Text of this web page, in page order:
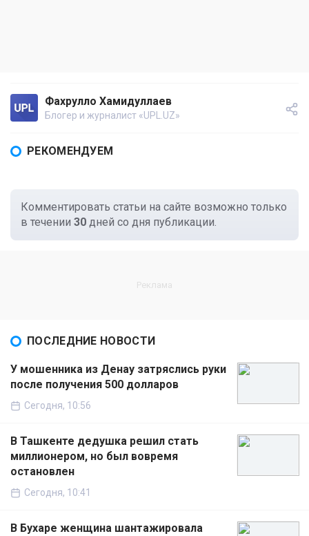
Фахрулло Хамидуллаев
Блогер и журналист «UPL.UZ»
РЕКОМЕНДУЕМ
Комментировать статьи на сайте возможно только
в течении 30 дней со дня публикации.
ПОСЛЕДНИЕ НОВОСТИ
У мошенника из Денау затряслись руки
после получения 500 долларов
Сегодня, 10:56
В Ташкенте дедушка решил стать
миллионером, но был вовремя
остановлен
Сегодня, 10:41
В Бухаре женщина шантажировала